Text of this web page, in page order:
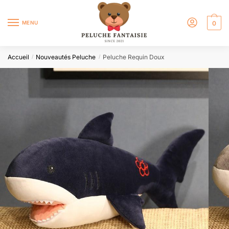
MENU 0
Accueil / Nouveautés Peluche / Peluche Requin Doux